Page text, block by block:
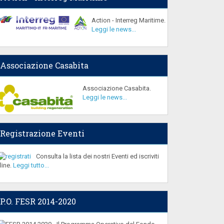
Action - Interreg Maritime.
Leggi le news...
Associazione Casabita
Associazione Casabita.
Leggi le news...
Registrazione Eventi
Consulta la lista dei nostri Eventi ed iscriviti
Leggi tutto...
P.O. FESR 2014-2020